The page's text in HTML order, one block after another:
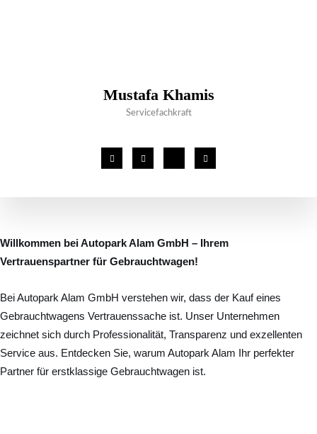
Mustafa Khamis
Servicefachkraft
Willkommen bei Autopark Alam GmbH – Ihrem
Vertrauenspartner für Gebrauchtwagen!
Bei Autopark Alam GmbH verstehen wir, dass der Kauf eines
Gebrauchtwagens Vertrauenssache ist. Unser Unternehmen
zeichnet sich durch Professionalität, Transparenz und exzellenten
Service aus. Entdecken Sie, warum Autopark Alam Ihr perfekter
Partner für erstklassige Gebrauchtwagen ist.